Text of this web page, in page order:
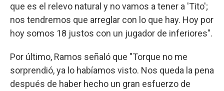
que es el relevo natural y no vamos a tener a 'Tito';
nos tendremos que arreglar con lo que hay. Hoy por
hoy somos 18 justos con un jugador de inferiores".
Por último, Ramos señaló que "Torque no me
sorprendió, ya lo habíamos visto. Nos queda la pena
después de haber hecho un gran esfuerzo de